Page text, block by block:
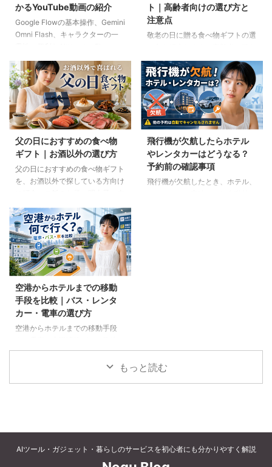
かるYouTube動画の紹介
Google Flowの基本操作、Gemini
Omni Flash、キャラクターの一
研究室の長編動画18本を、目的別
に分かりやすく紹介します。
ト｜高齢者向けの選び方と
注意点
敬老の日に贈る食べ物ギフトの選
力や好み、食事制限、保存方法に
配慮しながら、和菓子、スープ、
ご飯のお供、やわらか食などの候
補をわかりやすく解説します。
父の日におすすめの食べ物
ギフト｜お酒以外の選び方
父の日におすすめの食べ物ギフト
を、お酒以外で探している方向け
など、父の好みに合わせた選び方
と注意点を解説します。
飛行機が欠航したらホテル
やレンタカーはどうなる？
予約前の確認事項
飛行機が欠航したとき、ホテル、
空港からホテルまでの移動
手段を比較｜バス・レンタ
カー・電車の選び方
空港からホテルまでの移動手段
ス、タクシー、レンタカーで比較
します。料金、荷物、人数、到着もっと読む
AIツール・ガジェット・暮らしのサービスを初心者にも分かりやすく解説